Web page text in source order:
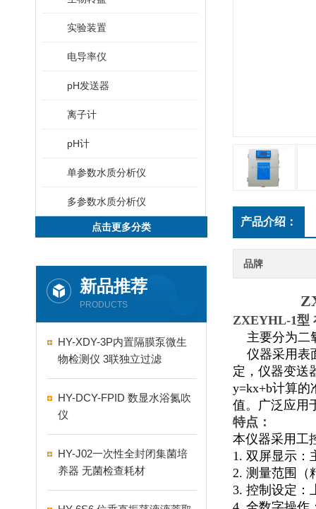
实验装置
电导率仪
pH发送器
离子计
pH计
单参数水质分析仪
多参数水质分析仪
点击更多分类
新品推荐
PRODUCTS
HY-XDY-3P内置隔膜泵微生
物检测仪 3联独立过滤
HY-DCY-FPID 数显水浴氮吹
仪
HY-J02一次性全封闭集菌培
养器 无菌检查耗材
产品介绍：
品牌
ZXEYHL-1型
主要分为二
仪器采用表
定，仪器变送
y=kx+b计算的
值。广泛应用
特点：
本仪器采用工
1. 双屏显示：
2. 测量范围（
3. 控制设定：